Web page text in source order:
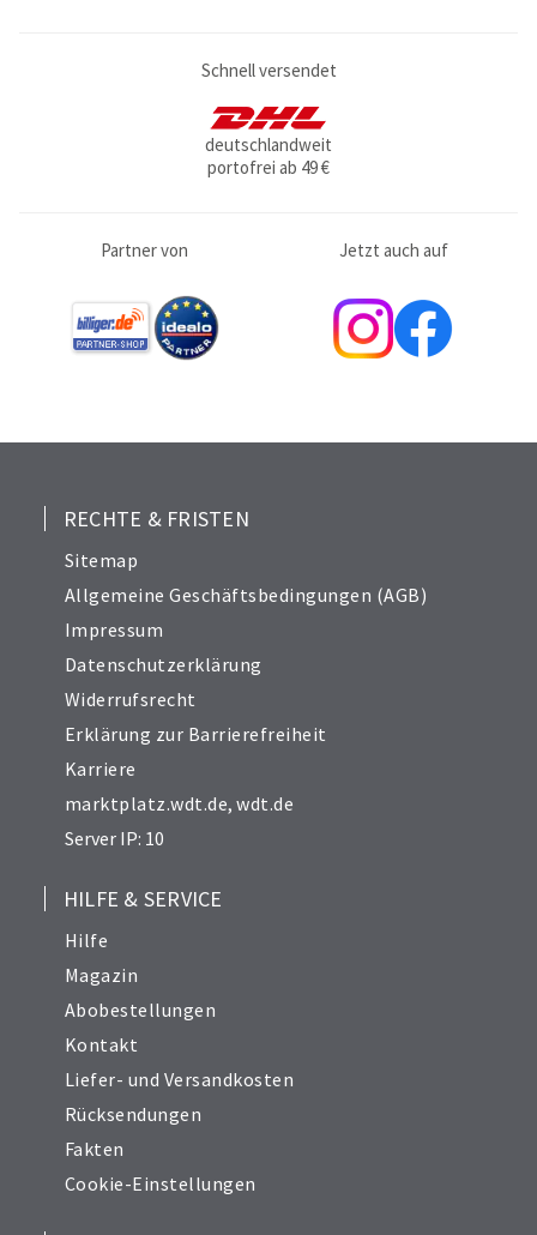
Schnell versendet
deutschlandweit
portofrei ab 49 €
Partner von Jetzt auch auf
RECHTE & FRISTEN
Sitemap
Allgemeine Geschäftsbedingungen (AGB)
Impressum
Datenschutzerklärung
Widerrufsrecht
Erklärung zur Barrierefreiheit
Karriere
marktplatz.wdt.de,wdt.de
Server IP: 10
HILFE & SERVICE
Hilfe
Magazin
Abobestellungen
Kontakt
Liefer- und Versandkosten
Rücksendungen
Fakten
Cookie-Einstellungen